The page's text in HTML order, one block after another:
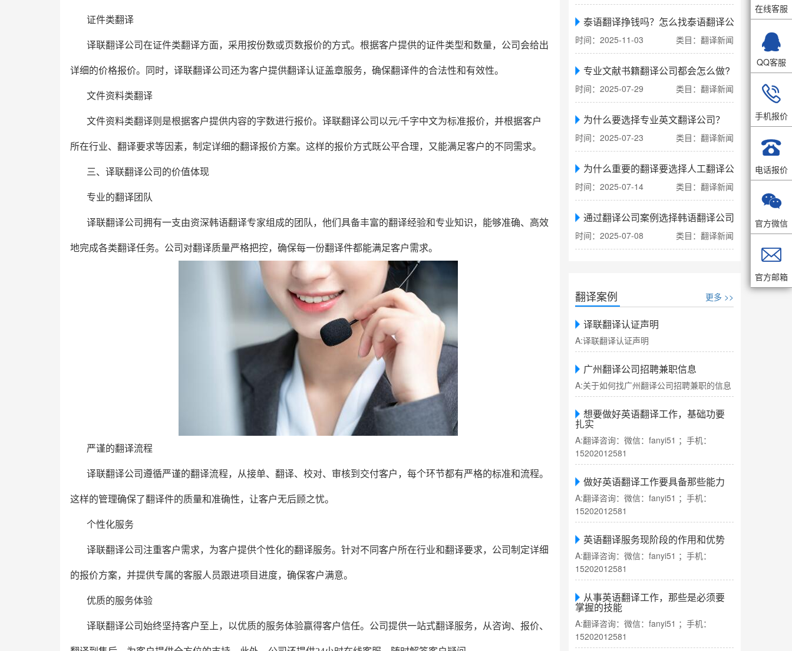
证件类翻译
译联翻译公司在证件类翻译方面，采用按份数或页数报价的方式。根据客户提供的证件类型和数量，公司会给出
详细的价格报价。同时，译联翻译公司还为客户提供翻译认证盖章服务，确保翻译件的合法性和有效性。
文件资料类翻译
文件资料类翻译则是根据客户提供内容的字数进行报价。译联翻译公司以元/千字中文为标准报价，并根据客户
所在行业、翻译要求等因素，制定详细的翻译报价方案。这样的报价方式既公平合理，又能满足客户的不同需求。
三、译联翻译公司的价值体现
专业的翻译团队
译联翻译公司拥有一支由资深韩语翻译专家组成的团队，他们具备丰富的翻译经验和专业知识，能够准确、高效
地完成各类翻译任务。公司对翻译质量严格把控，确保每一份翻译件都能满足客户需求。
严谨的翻译流程
译联翻译公司遵循严谨的翻译流程，从接单、翻译、校对、审核到交付客户，每个环节都有严格的标准和流程。
这样的管理确保了翻译件的质量和准确性，让客户无后顾之忧。
个性化服务
译联翻译公司注重客户需求，为客户提供个性化的翻译服务。针对不同客户所在行业和翻译要求，公司制定详细
的报价方案，并提供专属的客服人员跟进项目进度，确保客户满意。
优质的服务体验
译联翻译公司始终坚持客户至上，以优质的服务体验赢得客户信任。公司提供一站式翻译服务，从咨询、报价、
泰语翻译挣钱吗？怎么找泰语翻译公司翻译
时间：2025-11-03 类目：翻译新闻
专业文献书籍翻译公司都会怎么做?
时间：2025-07-29 类目：翻译新闻
为什么要选择专业英文翻译公司？
时间：2025-07-23 类目：翻译新闻
为什么重要的翻译要选择人工翻译公司
时间：2025-07-14 类目：翻译新闻
通过翻译公司案例选择韩语翻译公司
时间：2025-07-08 类目：翻译新闻
翻译案例 更多 >>
译联翻译认证声明
A:译联翻译认证声明
广州翻译公司招聘兼职信息
A:关于如何找广州翻译公司招聘兼职的信息
想要做好英语翻译工作，基础功要
扎实
A:翻译咨询：微信：fanyi51 ；手机：
15202012581
做好英语翻译工作要具备那些能力
A:翻译咨询：微信：fanyi51 ；手机：
15202012581
英语翻译服务现阶段的作用和优势
A:翻译咨询：微信：fanyi51 ；手机：
15202012581
从事英语翻译工作，那些是必须要
掌握的技能
A:翻译咨询：微信：fanyi51 ；手机：
15202012581
在线客服

QQ客服

手机报价

电话报价

官方微信

官方邮箱